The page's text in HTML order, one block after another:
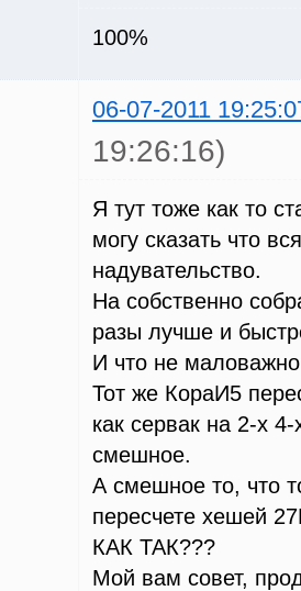
100%
06-07-2011
19:26:16)
Я тут тоже как то
могу сказать что
надувательство.
На собственно
разы лучше и
И что не
Тот же КораИ5
как сервак на 2-х
смешное.
А смешное то, что
пересчете хешей
КАК ТАК???
Мой вам совет,